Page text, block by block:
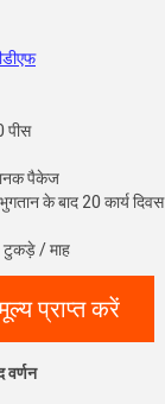
पीस
पैकेज
के बाद 20 कार्य दिवस
टुकड़े / माह
मूल्य प्राप्त करें
वर्णन